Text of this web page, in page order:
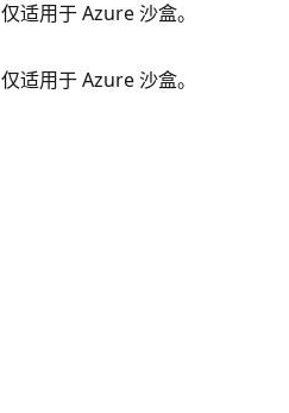
仅适用于 Azure 沙盒。
仅适用于 Azure 沙盒。